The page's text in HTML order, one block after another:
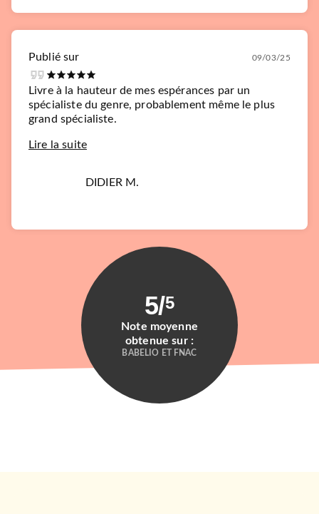
Publié sur 09/03/25
Livre à la hauteur de mes espérances par un
spécialiste du genre, probablement même le plus
grand spécialiste.
Lire la suite
DIDIER M.
5/5
Note moyenne
obtenue sur :
BABELIO ET FNAC